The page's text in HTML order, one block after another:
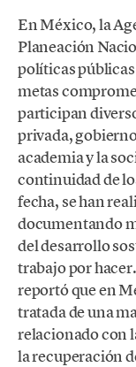
En México, la
Planeación
políticas
metas
participan
privada,
academia y la
continuidad de
fecha, se han
documentando
del desarrollo
trabajo por
reportó que en
tratada de una
relacionado con
la recuperación